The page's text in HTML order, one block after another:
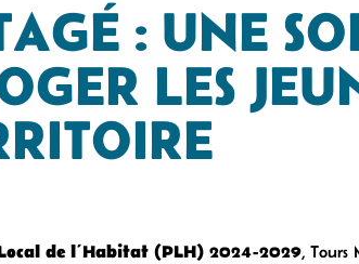
: UNE
LES
de l’Habitat (PLH) 2024-2029, Tours